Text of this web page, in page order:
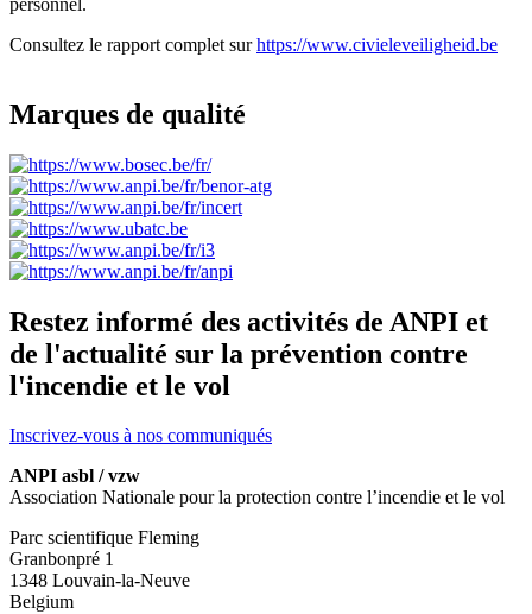
Consultez le rapport complet surhttps://www.civieleveiligheid.be
Marques de qualité
Restez informé des activités de ANPI et
de l'actualité sur la prévention contre
l'incendie et le vol
Inscrivez-vous à nos communiqués
ANPI asbl / vzw
Association Nationale pour la protection contre l’incendie et le vol
Parc scientifique Fleming
Granbonpré 1
1348 Louvain-la-Neuve
Belgium